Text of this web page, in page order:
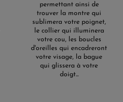
permettant ainsi de
trouver la montre qui
sublimera votre poignet,
le collier qui illuminera
votre cou, les boucles
d'oreilles qui encadreront
votre visage, la bague
qui glissera à votre
doigt...